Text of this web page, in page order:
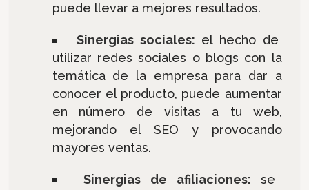
puede llevar a mejores resultados.
Sinergias sociales: el hecho de
utilizar redes sociales o blogs con la
temática de la empresa para dar a
conocer el producto, puede aumentar
en número de visitas a tu web,
mejorando el SEO y provocando
mayores ventas.
Sinergias de afiliaciones: se